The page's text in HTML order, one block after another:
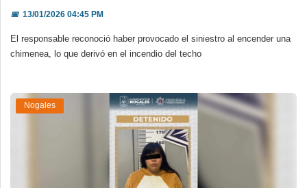
📅13/01/2026 04:45 PM
El responsable reconoció haber provocado el siniestro al encender una
chimenea, lo que derivó en el incendio del techo
Nogales